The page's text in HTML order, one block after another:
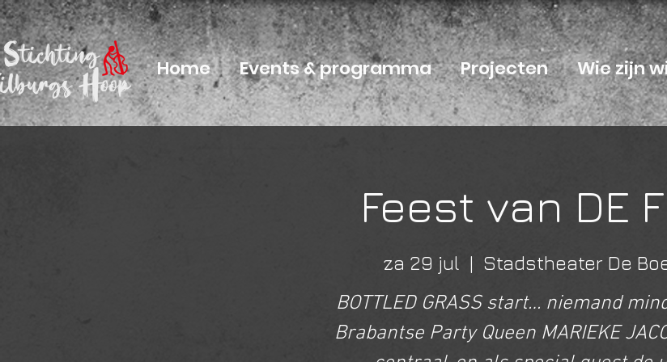
Home Events & programma Projecten Wie zijn
Feest van DE
za 29 jul
  |
Stadstheater De
BOTTLED GRASS start… niemand
Brabantse Party Queen MARIEKE